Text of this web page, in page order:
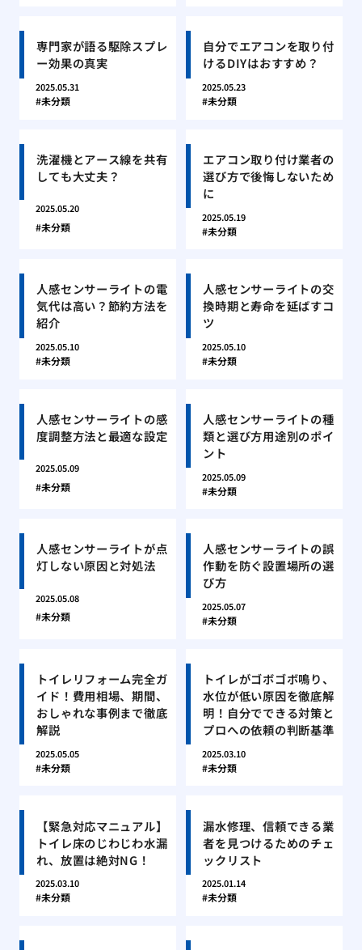
専門家が語る駆除スプレ
ー効果の真実
2025.05.31
未分類
自分でエアコンを取り付
けるDIYはおすすめ？
2025.05.23
未分類
洗濯機とアース線を共有
しても大丈夫？
2025.05.20
未分類
エアコン取り付け業者の
選び方で後悔しないため
に
2025.05.19
未分類
人感センサーライトの電
気代は高い？節約方法を
紹介
2025.05.10
未分類
人感センサーライトの交
換時期と寿命を延ばすコ
ツ
2025.05.10
未分類
人感センサーライトの感
度調整方法と最適な設定
2025.05.09
未分類
人感センサーライトの種
類と選び方用途別のポイ
ント
2025.05.09
未分類
人感センサーライトが点
灯しない原因と対処法
2025.05.08
未分類
人感センサーライトの誤
作動を防ぐ設置場所の選
び方
2025.05.07
未分類
トイレリフォーム完全ガ
イド！費用相場、期間、
おしゃれな事例まで徹底
解説
2025.05.05
未分類
トイレがゴボゴボ鳴り、
水位が低い原因を徹底解
明！自分でできる対策と
プロへの依頼の判断基準
2025.03.10
未分類
【緊急対応マニュアル】
トイレ床のじわじわ水漏
れ、放置は絶対NG！
2025.03.10
未分類
漏水修理、信頼できる業
者を見つけるためのチェ
ックリスト
2025.01.14
未分類